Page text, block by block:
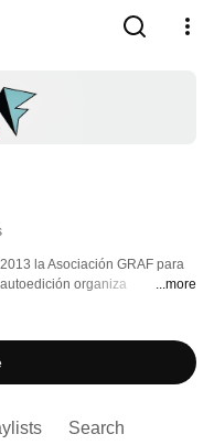
la Asociación GRAF para
organiza
independientes
y vídeos resumen de varias
se celebra en el mes de
...more
Search